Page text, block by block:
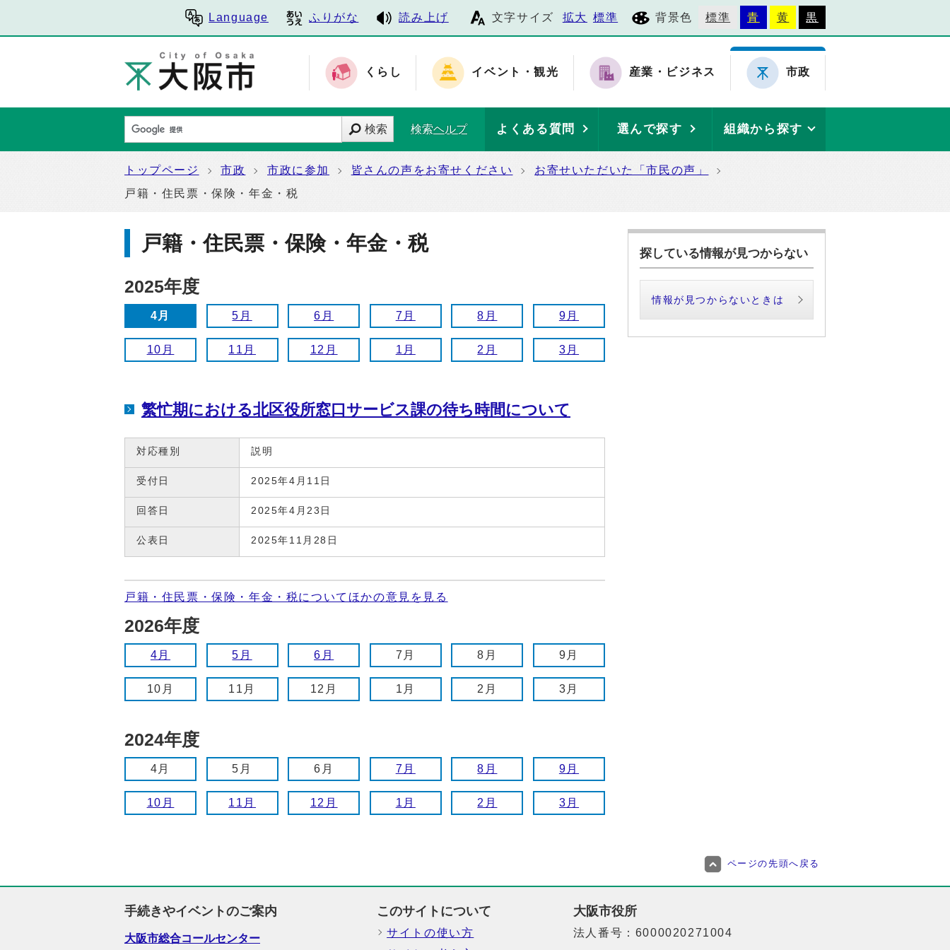
Language ふりがな 読み上げ 文字サイズ 拡大 標準 背景色 標準 青 黄 黒
くらし イベント・観光 産業・ビジネス 市政
検索 検索ヘルプ よくある質問 選んで探す 組織から探す
トップページ 市政 市政に参加 皆さんの声をお寄せください
お寄せいただいた「市民の声」
戸籍・住民票・保険・年金・税
戸籍・住民票・保険・年金・税
2025年度
4月 5月 6月 7月 8月 9月
10月 11月 12月 1月 2月 3月
繁忙期における北区役所窓口サービス課の待ち時間について
対応種別 説明
受付日 2025年4月11日
回答日 2025年4月23日
公表日 2025年11月28日
戸籍・住民票・保険・年金・税についてほかの意見を見る
2026年度
4月 5月 6月 7月 8月 9月
10月 11月 12月 1月 2月 3月
2024年度
4月 5月 6月 7月 8月 9月
10月 11月 12月 1月 2月 3月
探している情報が見つからない
情報が見つからないときは
ページの先頭へ戻る
手続きやイベントのご案内
大阪市総合コールセンター
このサイトについて
サイトの使い方
大阪市役所
法人番号：6000020271004